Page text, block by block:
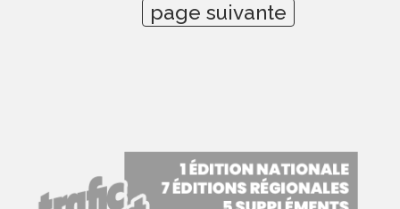
page suivante